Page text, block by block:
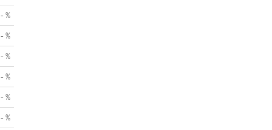
- %
- %
- %
- %
- %
- %